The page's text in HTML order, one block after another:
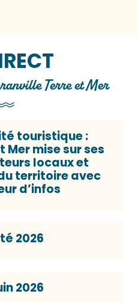
Terre et Mer
touristique :
Mer mise sur ses
locaux et
territoire avec
d’infos
2026
2026